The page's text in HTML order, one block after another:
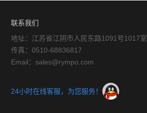
联系我们
地址：江苏省江阴市人民东路1091号1017室
传真：0510-68836817
Email：sales@rympo.com
24小时在线客服，为您服务！